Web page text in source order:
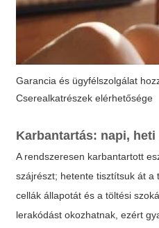
Garancia és ügyfélszolgálat
Cserealkatrészek elérhetősége
Karbantartás: napi,
A rendszeresen karbantartott
szájrészt; hetente tisztítsuk át
cellák állapotát és a töltési
lerakódást okozhatnak, ezért